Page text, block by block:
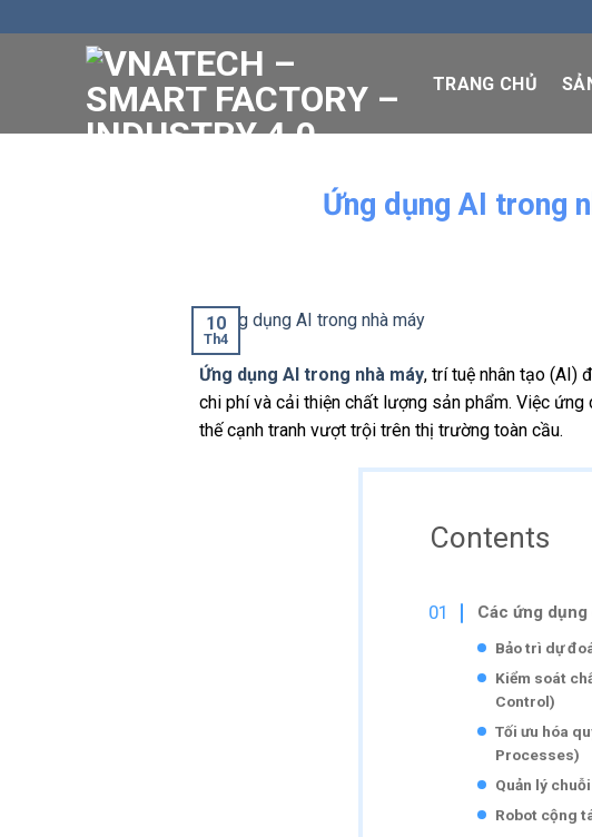
to
TRANG CHỦ
Ứng dụng AI trong
10
Th4
Ứng dụng AI trong nhà máy, trí tuệ nhân tạo (AI)
chi phí và cải thiện chất lượng sản phẩm. Việc
thế cạnh tranh vượt trội trên thị trường toàn cầu.
Contents
Các ứng
Bảo trì dự
Kiểm soát
Control)
Tối ưu hóa
Processes)
Quản lý
Robot cộng